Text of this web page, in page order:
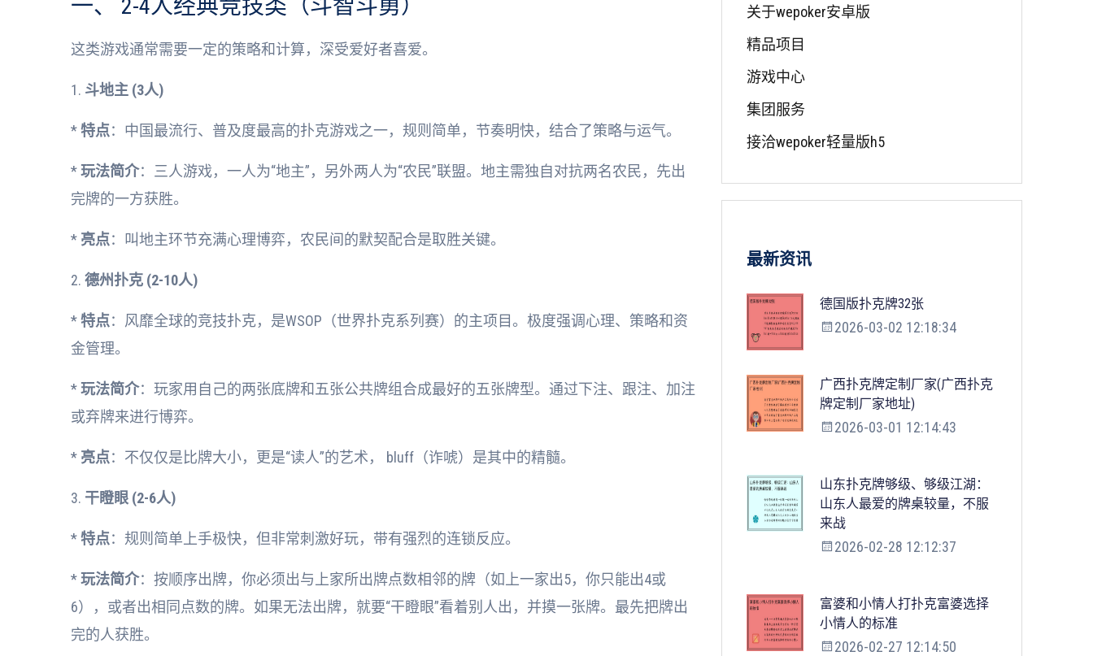
一、 2-4人经典竞技类（斗智斗勇）
这类游戏通常需要一定的策略和计算，深受爱好者喜爱。
1. 斗地主 (3人)
*特点：中国最流行、普及度最高的扑克游戏之一，规则简单，节奏明快，结合了策略与运气。
*玩法简介：三人游戏，一人为“地主”，另外两人为“农民”联盟。地主需独自对抗两名农民，先出
完牌的一方获胜。
* 亮点：叫地主环节充满心理博弈，农民间的默契配合是取胜关键。
2. 德州扑克 (2-10人)
*特点：风靡全球的竞技扑克，是WSOP（世界扑克系列赛）的主项目。极度强调心理、策略和资
金管理。
*玩法简介：玩家用自己的两张底牌和五张公共牌组合成最好的五张牌型。通过下注、跟注、加注
或弃牌来进行博弈。
* 亮点：不仅仅是比牌大小，更是“读人”的艺术， bluff（诈唬）是其中的精髓。
3. 干瞪眼 (2-6人)
*特点：规则简单上手极快，但非常刺激好玩，带有强烈的连锁反应。
*玩法简介：按顺序出牌，你必须出与上家所出牌点数相邻的牌（如上一家出5，你只能出4或
6），或者出相同点数的牌。如果无法出牌，就要“干瞪眼”看着别人出，并摸一张牌。最先把牌出
完的人获胜。
关于wepoker安卓版
精品项目
游戏中心
集团服务
接洽wepoker轻量版h5
最新资讯
德国版扑克牌32张
2026-03-02 12:18:34
广西扑克牌定制厂家(广西扑克
牌定制厂家地址)
2026-03-01 12:14:43
山东扑克牌够级、够级江湖：
山东人最爱的牌桌较量，不服
来战
2026-02-28 12:12:37
富婆和小情人打扑克富婆选择
小情人的标准
2026-02-27 12:14:50